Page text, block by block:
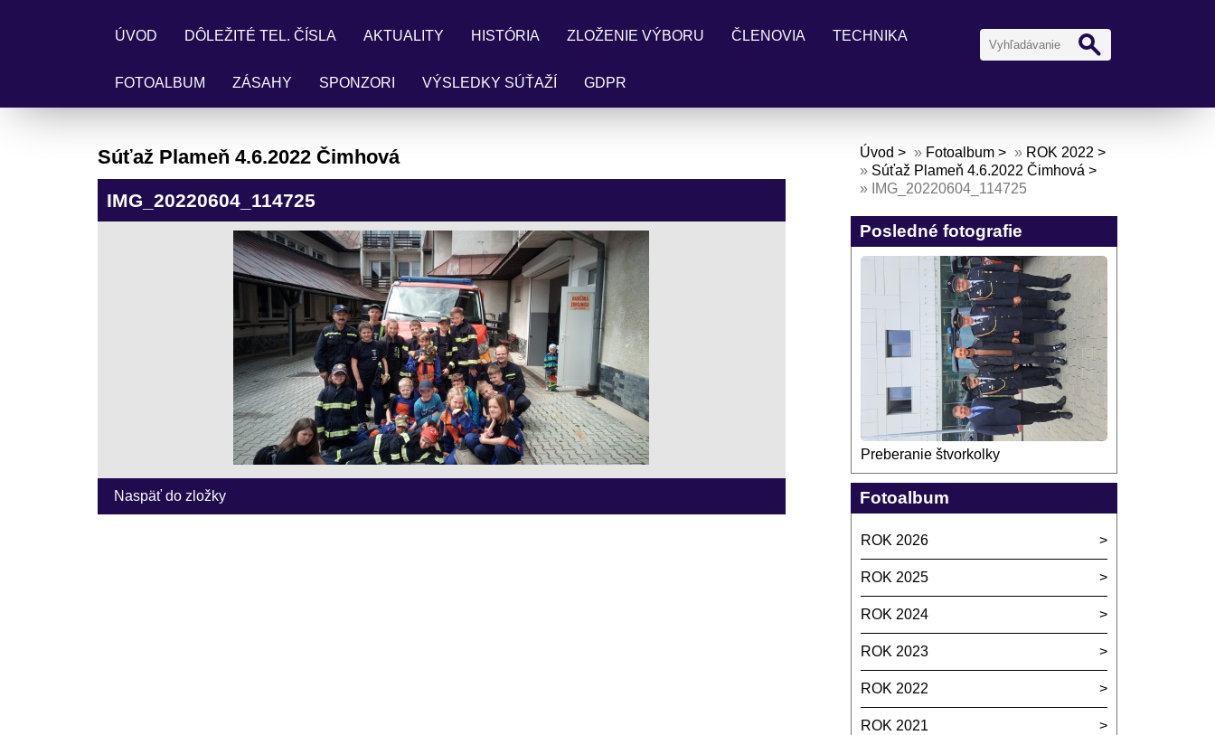
ÚVOD DÔLEŽITÉ TEL. ČÍSLA AKTUALITY HISTÓRIA ZLOŽENIE VÝBORU ČLENOVIA TECHNIKA
FOTOALBUM ZÁSAHY SPONZORI VÝSLEDKY SÚŤAŽÍ GDPR
Súťaž Plameň 4.6.2022 Čimhová
IMG_20220604_114725
Naspäť do zložky
Úvod » Fotoalbum » ROK 2022
» Súťaž Plameň 4.6.2022 Čimhová
» IMG_20220604_114725
Posledné fotografie
Preberanie štvorkolky
Fotoalbum
ROK 2026
ROK 2025
ROK 2024
ROK 2023
ROK 2022
ROK 2021